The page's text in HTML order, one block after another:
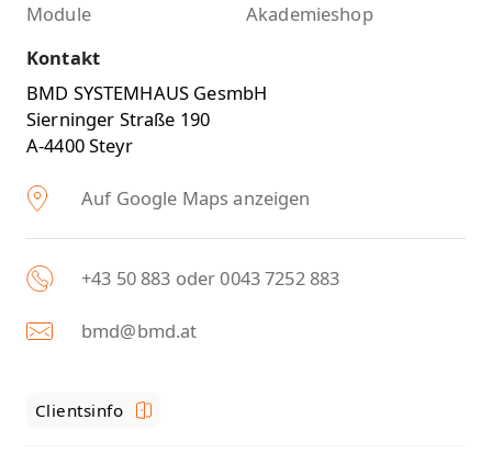
Module
Akademieshop
Kontakt
BMD SYSTEMHAUS GesmbH
Sierninger Straße 190
A-4400 Steyr
Auf Google Maps anzeigen
+43 50 883 oder 0043 7252 883
bmd@bmd.at
Clientsinfo